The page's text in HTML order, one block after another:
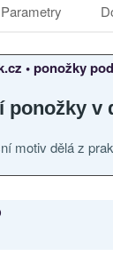
Parametry
• ponožky
ponožky v
motiv dělá z